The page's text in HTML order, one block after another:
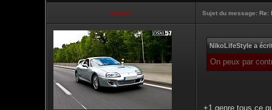
touti-17 Sujet du message: Re:
NikoLifeStyle a
On peux par
+1 genre tous ce